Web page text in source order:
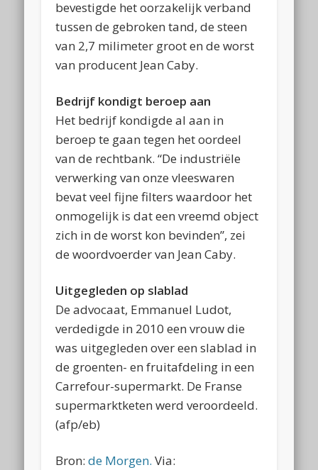
bevestigde het oorzakelijk verband
tussen de gebroken tand, de steen
van 2,7 milimeter groot en de worst
van producent Jean Caby.
Bedrijf kondigt beroep aan
Het bedrijf kondigde al aan in
beroep te gaan tegen het oordeel
van de rechtbank. “De industriële
verwerking van onze vleeswaren
bevat veel fijne filters waardoor het
onmogelijk is dat een vreemd object
zich in de worst kon bevinden”, zei
de woordvoerder van Jean Caby.
Uitgegleden op slablad
De advocaat, Emmanuel Ludot,
verdedigde in 2010 een vrouw die
was uitgegleden over een slablad in
de groenten- en fruitafdeling in een
Carrefour-supermarkt. De Franse
supermarktketen werd veroordeeld.
(afp/eb)
Bron:de Morgen.Via: